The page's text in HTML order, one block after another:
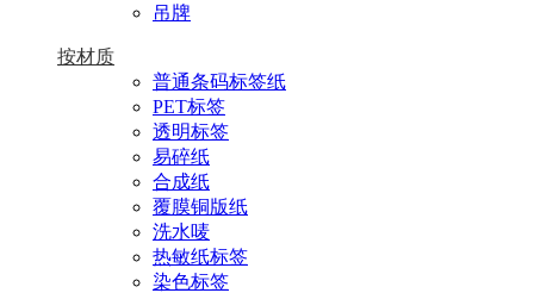
吊牌
按材质
普通条码标签纸
PET标签
透明标签
易碎纸
合成纸
覆膜铜版纸
洗水唛
热敏纸标签
染色标签